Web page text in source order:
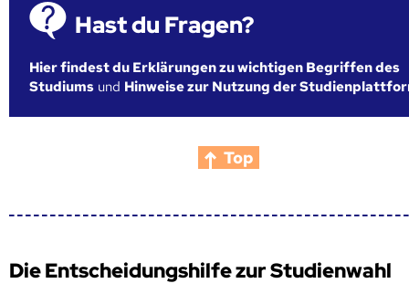
Hast du Fragen?
Hier findest du Erklärungen zu wichtigen Begriffen des
Studiums und Hinweise zur Nutzung der
Top
Die Entscheidungshilfe zur Studienwahl